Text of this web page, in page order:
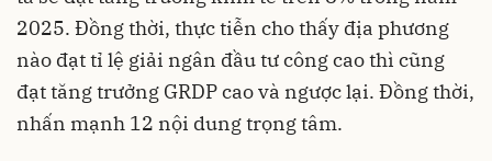
2025. Đồng thời, thực tiễn cho thấy địa phương
nào đạt tỉ lệ giải ngân đầu tư công cao thì cũng
đạt tăng trưởng GRDP cao và ngược lại. Đồng thời,
nhấn mạnh 12 nội dung trọng tâm.